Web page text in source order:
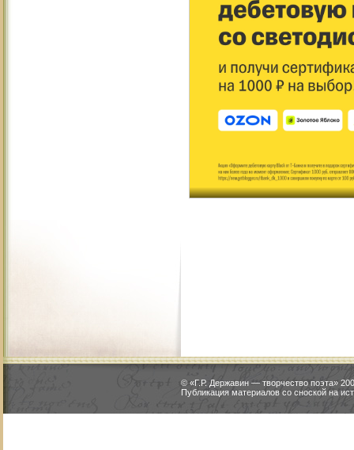
© «Г.Р. Державин — творчество поэта»
Публикация материалов со сноской на